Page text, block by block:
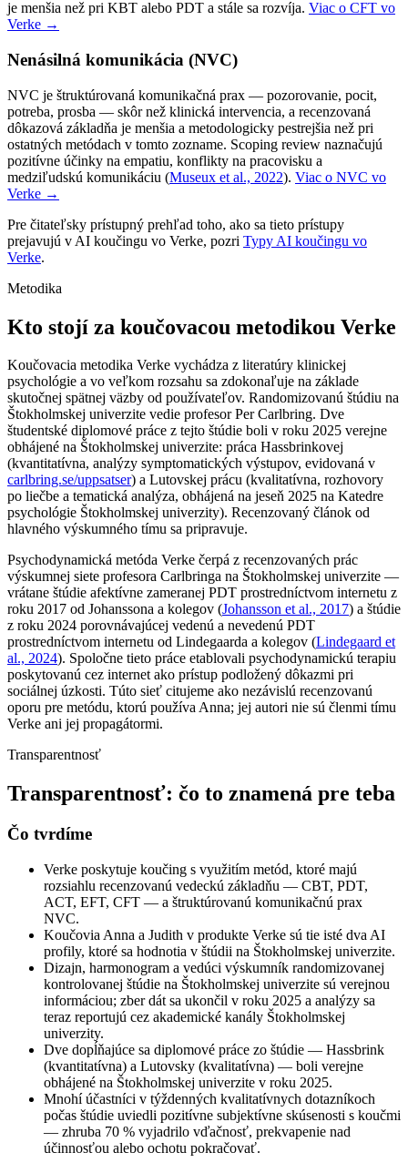
je menšia než pri KBT alebo PDT a stále sa rozvíja. Viac o CFT vo
Verke →
Nenásilná komunikácia (NVC)
NVC je štruktúrovaná komunikačná prax — pozorovanie, pocit,
potreba, prosba — skôr než klinická intervencia, a recenzovaná
dôkazová základňa je menšia a metodologicky pestrejšia než pri
ostatných metódach v tomto zozname. Scoping review naznačujú
pozitívne účinky na empatiu, konflikty na pracovisku a
medziľudskú komunikáciu (Museux et al., 2022). Viac o NVC vo
Verke →
Pre čitateľsky prístupný prehľad toho, ako sa tieto prístupy
prejavujú v AI koučingu vo Verke, pozri Typy AI koučingu vo
Verke.
Metodika
Kto stojí za koučovacou metodikou Verke
Koučovacia metodika Verke vychádza z literatúry klinickej
psychológie a vo veľkom rozsahu sa zdokonaľuje na základe
skutočnej spätnej väzby od používateľov. Randomizovanú štúdiu na
Štokholmskej univerzite vedie profesor Per Carlbring. Dve
študentské diplomové práce z tejto štúdie boli v roku 2025 verejne
obhájené na Štokholmskej univerzite: práca Hassbrinkovej
(kvantitatívna, analýzy symptomatických výstupov, evidovaná v
carlbring.se/uppsatser) a Lutovskej prácu (kvalitatívna, rozhovory
po liečbe a tematická analýza, obhájená na jeseň 2025 na Katedre
psychológie Štokholmskej univerzity). Recenzovaný článok od
hlavného výskumného tímu sa pripravuje.
Psychodynamická metóda Verke čerpá z recenzovaných prác
výskumnej siete profesora Carlbringa na Štokholmskej univerzite —
vrátane štúdie afektívne zameranej PDT prostredníctvom internetu z
roku 2017 od Johanssona a kolegov (Johansson et al., 2017) a štúdie
z roku 2024 porovnávajúcej vedenú a nevedenú PDT
prostredníctvom internetu od Lindegaarda a kolegov (Lindegaard et
al., 2024). Spoločne tieto práce etablovali psychodynamickú terapiu
poskytovanú cez internet ako prístup podložený dôkazmi pri
sociálnej úzkosti. Túto sieť citujeme ako nezávislú recenzovanú
oporu pre metódu, ktorú používa Anna; jej autori nie sú členmi tímu
Verke ani jej propagátormi.
Transparentnosť
Transparentnosť: čo to znamená pre teba
Čo tvrdíme
Verke poskytuje koučing s využitím metód, ktoré majú
rozsiahlu recenzovanú vedeckú základňu — CBT, PDT,
ACT, EFT, CFT — a štruktúrovanú komunikačnú prax
NVC.
Koučovia Anna a Judith v produkte Verke sú tie isté dva AI
profily, ktoré sa hodnotia v štúdii na Štokholmskej univerzite.
Dizajn, harmonogram a vedúci výskumník randomizovanej
kontrolovanej štúdie na Štokholmskej univerzite sú verejnou
informáciou; zber dát sa ukončil v roku 2025 a analýzy sa
teraz reportujú cez akademické kanály Štokholmskej
univerzity.
Dve dopĺňajúce sa diplomové práce zo štúdie — Hassbrink
(kvantitatívna) a Lutovsky (kvalitatívna) — boli verejne
obhájené na Štokholmskej univerzite v roku 2025.
Mnohí účastníci v týždenných kvalitatívnych dotazníkoch
počas štúdie uviedli pozitívne subjektívne skúsenosti s koučmi
— zhruba 70 % vyjadrilo vďačnosť, prekvapenie nad
účinnosťou alebo ochotu pokračovať.